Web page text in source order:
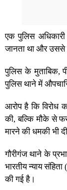
एक पुलिस
जानता था और उससे
पुलिस के मुताबिक,
पुलिस थाने में
आरोप है कि विरोध
की, बल्कि मौके से
मारने की धमकी भी
गौरीगंज थाने के
भारतीय न्याय
की गई है।